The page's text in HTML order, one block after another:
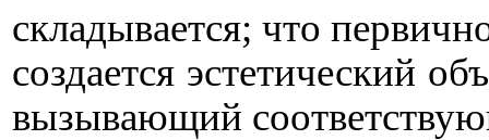
складывается; что
создается эстетический
вызывающий